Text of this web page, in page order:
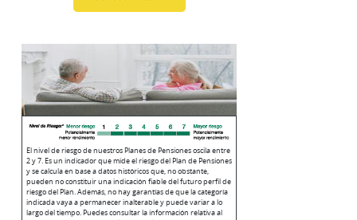
El nivel de riesgo de nuestros Planes de Pensiones oscila entre
2 y 7. Es un indicador que mide el riesgo del Plan de Pensiones
y se calcula en base a datos históricos que, no obstante,
pueden no constituir una indicación fiable del futuro perfil de
riesgo del Plan. Además, no hay garantías de que la categoría
indicada vaya a permanecer inalterable y puede variar a lo
largo del tiempo. Puedes consultar la información relativa al